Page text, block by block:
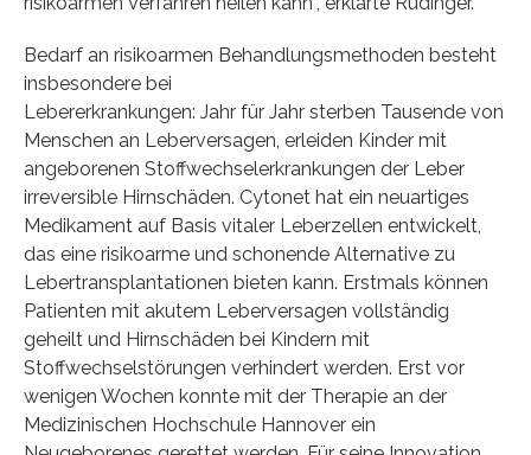
Bedarf an risikoarmen Behandlungsmethoden besteht
insbesondere bei
Lebererkrankungen: Jahr für Jahr sterben Tausende von
Menschen an Leberversagen, erleiden Kinder mit
angeborenen Stoffwechselerkrankungen der Leber
irreversible Hirnschäden. Cytonet hat ein neuartiges
Medikament auf Basis vitaler Leberzellen entwickelt,
das eine risikoarme und schonende Alternative zu
Lebertransplantationen bieten kann. Erstmals können
Patienten mit akutem Leberversagen vollständig
geheilt und Hirnschäden bei Kindern mit
Stoffwechselstörungen verhindert werden. Erst vor
wenigen Wochen konnte mit der Therapie an der
Medizinischen Hochschule Hannover ein